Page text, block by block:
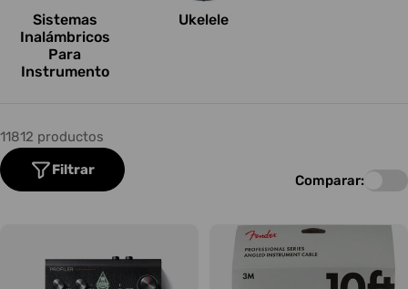
Sistemas
Inalámbricos
Para
Instrumento
Ukelele
11812 productos
Filtrar
Comparar: